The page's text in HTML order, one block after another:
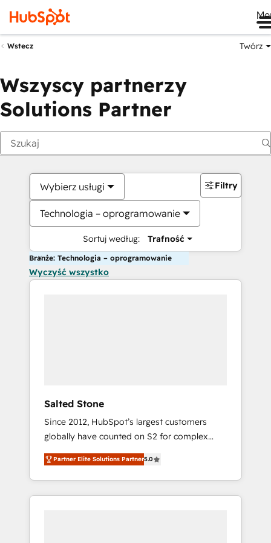
Wstecz Twórz
Wszyscy partnerzy
Solutions Partner
Wybierz usługi
Technologia – oprogramowanie
Sortuj według: Trafność
Filtry
Branże: Technologia – oprogramowanie
Wyczyść wszystko
Salted Stone
Since 2012, HubSpot’s largest customers
globally have counted on S2 for complex
migrations, change management, systems
integration, and creative solutions that
deliver measurable impact and transform
brand experiences As one of the few full-
Partner Elite Solutions Partner5.0